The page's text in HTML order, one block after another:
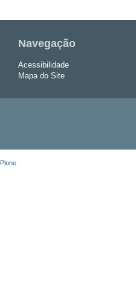
Navegação
Acessibilidade
Mapa do Site
Plone